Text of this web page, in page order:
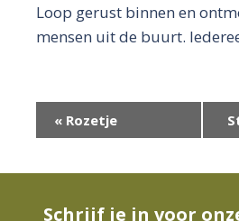
Loop gerust binnen en
mensen uit de buurt.
v
e
n
« Rozetje
Schrijf je in voor